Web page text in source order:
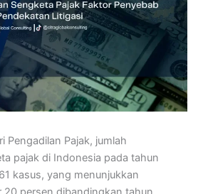
Pengadilan Pajak, jumlah
pajak di Indonesia pada tahun
kasus, yang menunjukkan